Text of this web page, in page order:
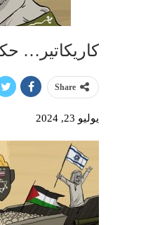
كاريكاتير…
Share
يوليو 23, 2024